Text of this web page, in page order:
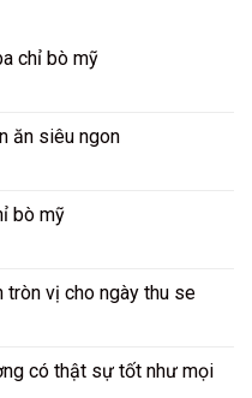
chỉ bò mỹ
ăn siêu ngon
bò mỹ
tròn vị cho ngày thu se
có thật sự tốt như mọi